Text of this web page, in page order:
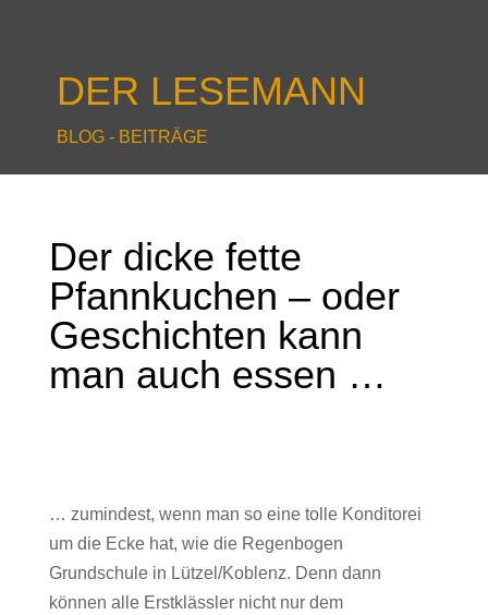
DER LESEMANN
BLOG - BEITRÄGE
Der dicke fette
Pfannkuchen – oder
Geschichten kann
man auch essen …
… zumindest, wenn man so eine tolle Konditorei
um die Ecke hat, wie die Regenbogen
Grundschule in Lützel/Koblenz. Denn dann
können alle Erstklässler nicht nur dem